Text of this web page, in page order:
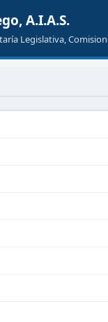
A.I.A.S.
Legislativa,